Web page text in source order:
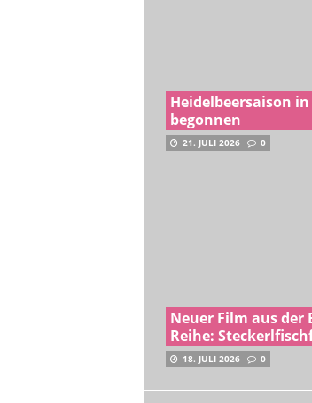
Heidelbeersaison
begonnen
21. JULI 2026 0
Neuer Film aus der
Reihe:
18. JULI 2026 0